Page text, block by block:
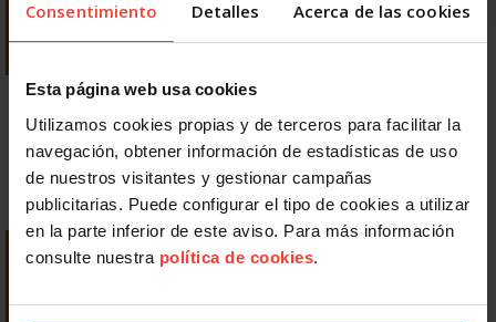
Consentimiento Detalles Acerca de las cookies
Esta página web usa cookies
Utilizamos cookies propias y de terceros para facilitar la
navegación, obtener información de estadísticas de uso
de nuestros visitantes y gestionar campañas
publicitarias. Puede configurar el tipo de cookies a utilizar
en la parte inferior de este aviso. Para más información
consulte nuestra política de cookies.